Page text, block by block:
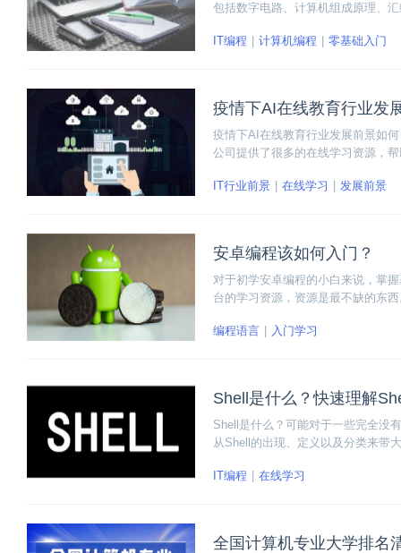
包括数字电路、计算机组成原理、
IT编程
计算机编程 零基础入门
疫情下AI在线教育行业发
疫情下AI在线教育行业发展前景如
公司提供了很多的在线学习资源，
IT行业前景 在线学习 发展前景
安卓编程该如何入门？
对于初学安卓编程的小白来说，掌
台的学习资源，资源是最不缺的东
编程语言
入门学习
Shell是什么？快速理解
Shell是什么？可能对于一些完全没
从Shell的出现、定义以及分类来带
IT编程 在线学习
全国计算机专业大学排名